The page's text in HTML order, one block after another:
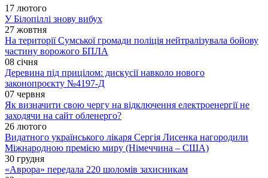
17 лютого
У Білопіллі знову вибух
27 жовтня
На території Сумської громади поліція нейтралізувала бойову
частину ворожого БПЛА
08 січня
Деревина під прицілом: дискусії навколо нового
законопроєкту №4197-Д
07 червня
Як визначити свою чергу на відключення електроенергії не
заходячи на сайт обленерго?
26 лютого
Видатного українського лікаря Сергія Лисенка нагородили
Міжнародною премією миру (Німеччина – США)
30 грудня
«Аврора» передала 220 шоломів захисникам